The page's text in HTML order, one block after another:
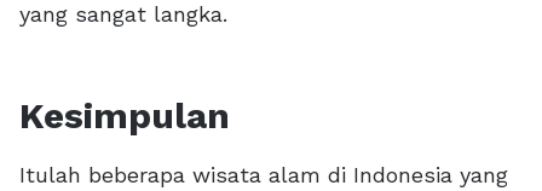
yang sangat langka.
Kesimpulan
Itulah beberapa wisata alam di Indonesia yang